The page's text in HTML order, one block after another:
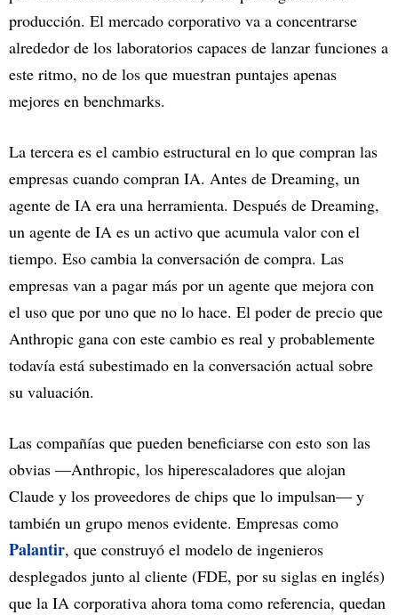
producción. El mercado corporativo va a concentrarse
alrededor de los laboratorios capaces de lanzar funciones a
este ritmo, no de los que muestran puntajes apenas
mejores en benchmarks.
La tercera es el cambio estructural en lo que compran las
empresas cuando compran IA. Antes de Dreaming, un
agente de IA era una herramienta. Después de Dreaming,
un agente de IA es un activo que acumula valor con el
tiempo. Eso cambia la conversación de compra. Las
empresas van a pagar más por un agente que mejora con
el uso que por uno que no lo hace. El poder de precio que
Anthropic gana con este cambio es real y probablemente
todavía está subestimado en la conversación actual sobre
su valuación.
Las compañías que pueden beneficiarse con esto son las
obvias —Anthropic, los hiperescaladores que alojan
Claude y los proveedores de chips que lo impulsan— y
también un grupo menos evidente. Empresas como
Palantir, que construyó el modelo de ingenieros
desplegados junto al cliente (FDE, por su siglas en inglés)
que la IA corporativa ahora toma como referencia, quedan